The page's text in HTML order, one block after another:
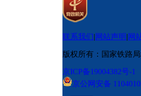
联系我们|网站声明|网
版权所有：国家铁路局
京ICP备19004382号-1
京公网安备